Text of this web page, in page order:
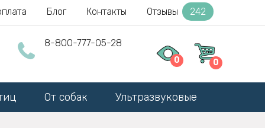
Блог Контакты Отзывы 242
8-800-777-05-28
0 0
От собак Ультразвуковые